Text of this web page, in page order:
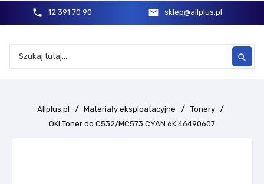
phone 12 391 70 90 mail sklep@allplus.pl
search
Allplus.pl Materiały eksploatacyjne
Tonery
OKI Toner do C532/MC573 CYAN 6K 46490607